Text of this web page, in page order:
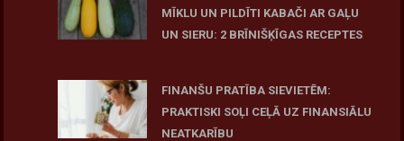
MĪKLU UN PILDĪTI KABAČI AR GAĻU
UN SIERU: 2 BRĪNIŠĶĪGAS RECEPTES
FINANŠU PRATĪBA SIEVIETĒM:
PRAKTISKI SOĻI CEĻĀ UZ FINANSIĀLU
NEATKARĪBU